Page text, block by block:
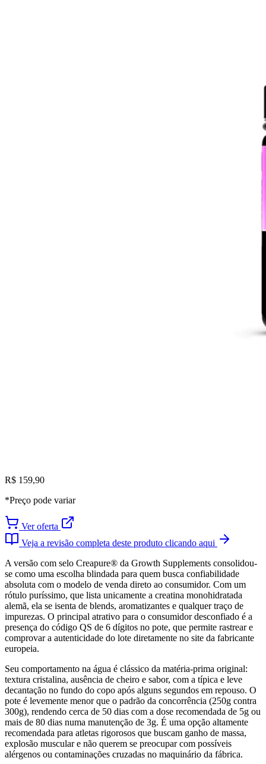
R$ 159,90
*Preço pode variar
Ver oferta
Veja a revisão completa deste produto clicando aqui
A versão com selo Creapure® da Growth Supplements consolidou-
se como uma escolha blindada para quem busca confiabilidade
absoluta com o modelo de venda direto ao consumidor. Com um
rótulo puríssimo, que lista unicamente a creatina monohidratada
alemã, ela se isenta de blends, aromatizantes e qualquer traço de
impurezas. O principal atrativo para o consumidor desconfiado é a
presença do código QS de 6 dígitos no pote, que permite rastrear e
comprovar a autenticidade do lote diretamente no site da fabricante
europeia.
Seu comportamento na água é clássico da matéria-prima original:
textura cristalina, ausência de cheiro e sabor, com a típica e leve
decantação no fundo do copo após alguns segundos em repouso. O
pote é levemente menor que o padrão da concorrência (250g contra
300g), rendendo cerca de 50 dias com a dose recomendada de 5g ou
mais de 80 dias numa manutenção de 3g. É uma opção altamente
recomendada para atletas rigorosos que buscam ganho de massa,
explosão muscular e não querem se preocupar com possíveis
alérgenos ou contaminações cruzadas no maquinário da fábrica.